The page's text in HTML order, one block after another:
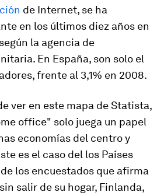
de Internet, se ha
en los últimos diez años en
la agencia de
En España, son solo el
frente al 3,1% en 2008.
ver en este mapa de Statista,
office" solo juega un papel
economías del centro y
es el caso del los Países
los encuestados que afirma
salir de su hogar, Finlanda,